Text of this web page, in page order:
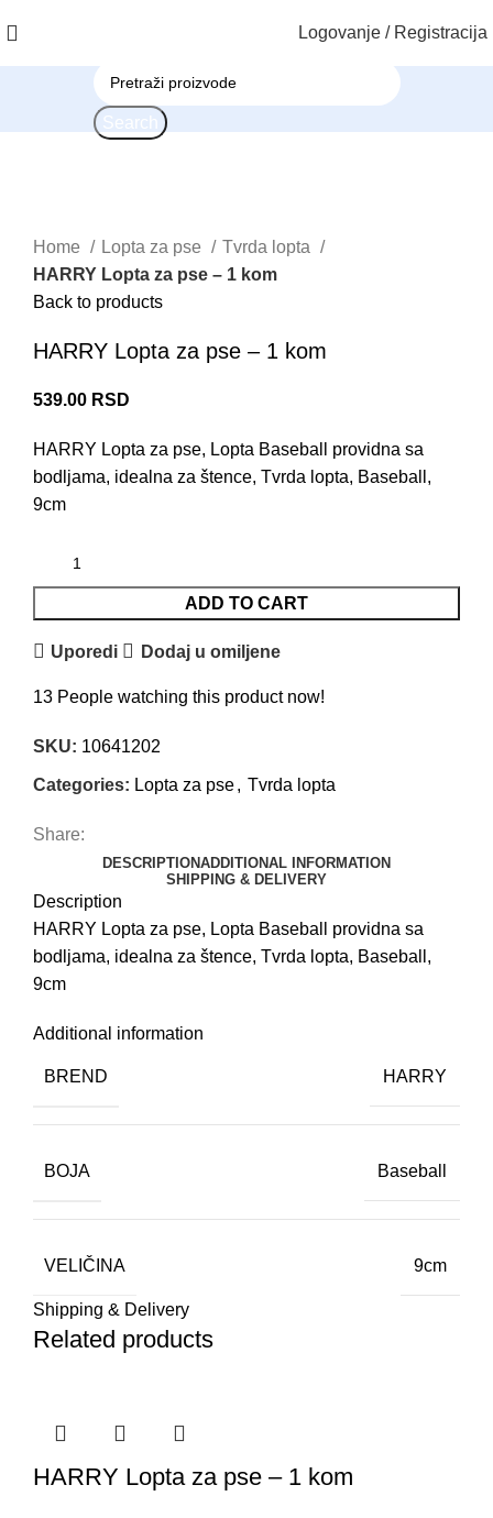
Logovanje / Registracija
Search
Home
Lopta za pse
Tvrda lopta
HARRY Lopta za pse – 1 kom
Back to products
HARRY Lopta za pse – 1 kom
539.00 RSD
HARRY Lopta za pse, Lopta Baseball providna sa
bodljama, idealna za štence, Tvrda lopta, Baseball,
9cm
ADD TO CART
Uporedi Dodaj u omiljene
13 People watching this product now!
SKU: 10641202
Categories: Lopta za pse, Tvrda lopta
Share:
DESCRIPTIONADDITIONAL INFORMATION
SHIPPING & DELIVERY
Description
HARRY Lopta za pse, Lopta Baseball providna sa
bodljama, idealna za štence, Tvrda lopta, Baseball,
9cm
Additional information
BREND HARRY
BOJA Baseball
VELIČINA 9cm
Shipping & Delivery
Related products
HARRY Lopta za pse – 1 kom